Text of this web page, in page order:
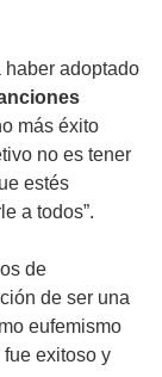
haber adoptado
más éxito
no es tener
estés
a todos”.
de
de ser una
eufemismo
exitoso y